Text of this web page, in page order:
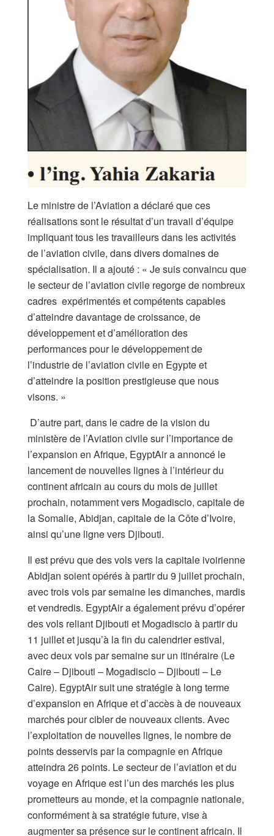
Le ministre de l’Aviation a déclaré que ces
réalisations sont le résultat d’un travail d’équipe
impliquant tous les travailleurs dans les activités
de l’aviation civile, dans divers domaines de
spécialisation. Il a ajouté : « Je suis convaincu que
le secteur de l’aviation civile regorge de nombreux
cadres expérimentés et compétents capables
d’atteindre davantage de croissance, de
développement et d’amélioration des
performances pour le développement de
l’industrie de l’aviation civile en Egypte et
d’atteindre la position prestigieuse que nous
visons. »
D’autre part, dans le cadre de la vision du
ministère de l’Aviation civile sur l’importance de
l’expansion en Afrique, EgyptAir a annoncé le
lancement de nouvelles lignes à l’intérieur du
continent africain au cours du mois de juillet
prochain, notamment vers Mogadiscio, capitale de
la Somalie, Abidjan, capitale de la Côte d’Ivoire,
ainsi qu’une ligne vers Djibouti.
Il est prévu que des vols vers la capitale ivoirienne
Abidjan soient opérés à partir du 9 juillet prochain,
avec trois vols par semaine les dimanches, mardis
et vendredis. EgyptAir a également prévu d’opérer
des vols reliant Djibouti et Mogadiscio à partir du
11 juillet et jusqu’à la fin du calendrier estival,
avec deux vols par semaine sur un itinéraire (Le
Caire – Djibouti – Mogadiscio – Djibouti – Le
Caire). EgyptAir suit une stratégie à long terme
d’expansion en Afrique et d’accès à de nouveaux
marchés pour cibler de nouveaux clients. Avec
l’exploitation de nouvelles lignes, le nombre de
points desservis par la compagnie en Afrique
atteindra 26 points. Le secteur de l’aviation et du
voyage en Afrique est l’un des marchés les plus
prometteurs au monde, et la compagnie nationale,
conformément à sa stratégie future, vise à
augmenter sa présence sur le continent africain. Il